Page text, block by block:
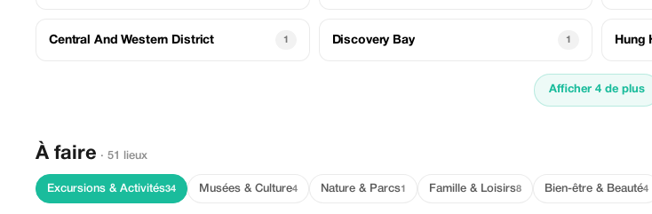
Central And Western District 1 Discovery Bay 1 Hung
Afficher 4 de plus
À faire · 51 lieux
Excursions & Activités34 Musées & Culture4 Nature & Parcs1 Famille & Loisirs8 Bien-être & Beauté4